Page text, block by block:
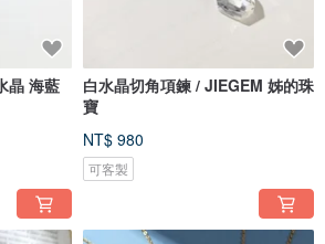
白水晶切角項鍊 / JIEGEM 姊的珠
寶
NT$ 980
可客製